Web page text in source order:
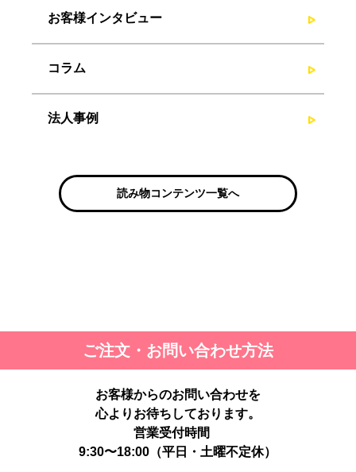
お客様インタビュー
コラム
法人事例
読み物コンテンツ一覧へ
ご注文・お問い合わせ方法
お客様からのお問い合わせを
心よりお待ちしております。
営業受付時間
9:30〜18:00（平日・土曜不定休）